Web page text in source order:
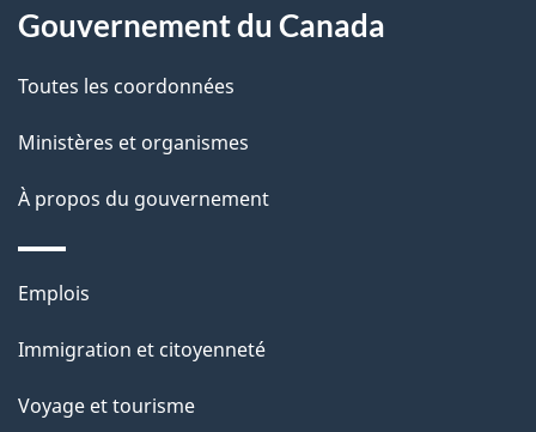
p
a
g
e
r
a
c
i
o
n
s
u
r
Gouvernement du Canada
Toutes les coordonnées
Ministères et organismes
À propos du gouvernement
Thèmes
sujets
Emplois
Immigration et citoyenneté
Voyage et tourisme